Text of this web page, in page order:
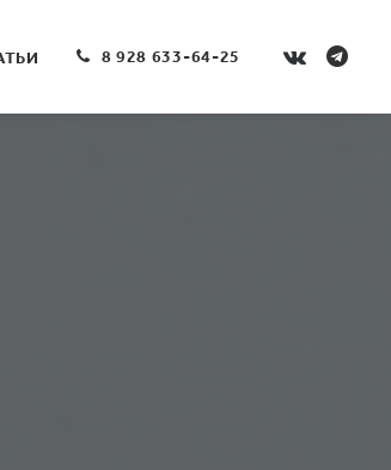
8 928 633-64-25